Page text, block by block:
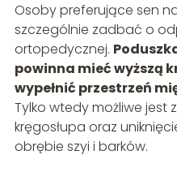
Osoby preferujące sen
szczególnie zadbać o
ortopedycznej.
powinna mieć wyższą
wypełnić przestrzeń
Tylko wtedy możliwe jest
kręgosłupa oraz
obrębie szyi i barków.